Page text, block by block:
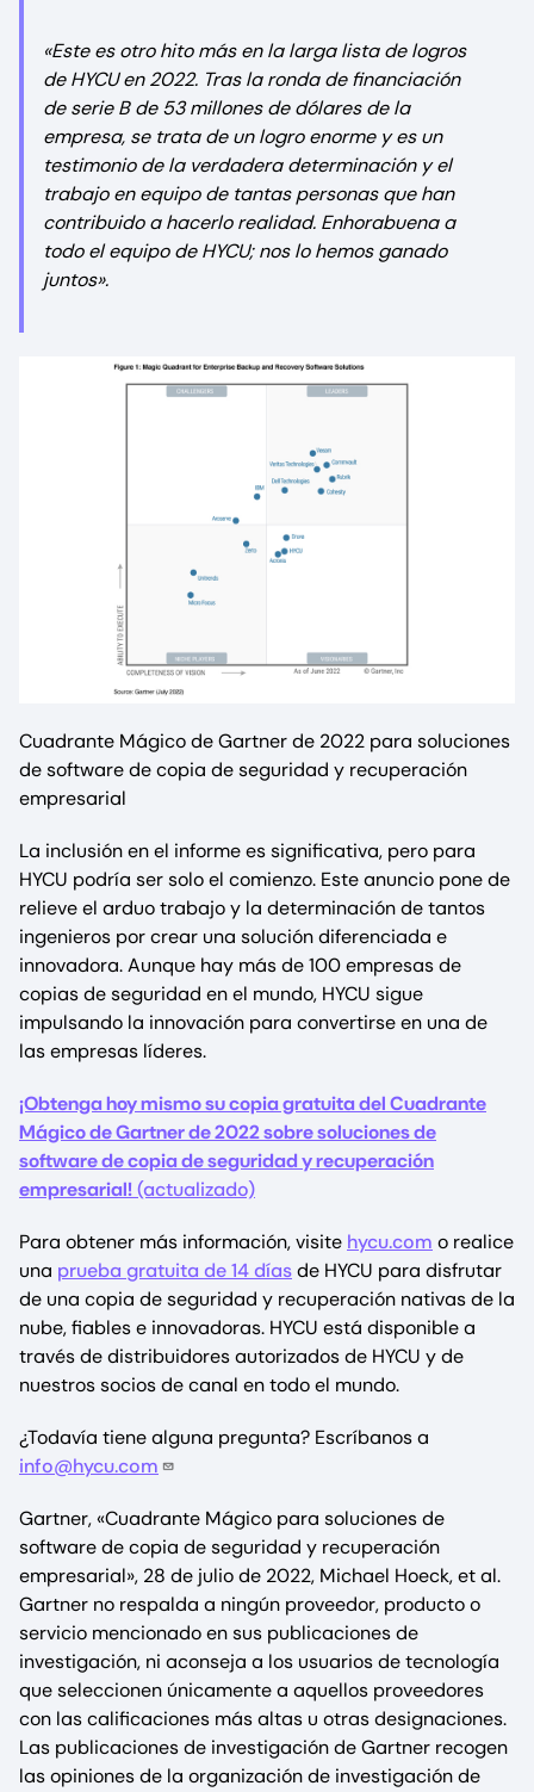
«Este es otro hito más en la larga lista de logros
de HYCU en 2022. Tras la ronda de financiación
de serie B de 53 millones de dólares de la
empresa, se trata de un logro enorme y es un
testimonio de la verdadera determinación y el
trabajo en equipo de tantas personas que han
contribuido a hacerlo realidad. Enhorabuena a
todo el equipo de HYCU; nos lo hemos ganado
juntos».
Cuadrante Mágico de Gartner de 2022 para soluciones
de software de copia de seguridad y recuperación
empresarial
La inclusión en el informe es significativa, pero para
HYCU podría ser solo el comienzo. Este anuncio pone de
relieve el arduo trabajo y la determinación de tantos
ingenieros por crear una solución diferenciada e
innovadora. Aunque hay más de 100 empresas de
copias de seguridad en el mundo, HYCU sigue
impulsando la innovación para convertirse en una de
las empresas líderes.
¡Obtenga hoy mismo su copia gratuita del Cuadrante
Mágico de Gartner de 2022 sobre soluciones de
software de copia de seguridad y recuperación
empresarial!(actualizado)
Para obtener más información, visite hycu.com o realice
una prueba gratuita de 14 díasde HYCU para disfrutar
de una copia de seguridad y recuperación nativas de la
nube, fiables e innovadoras. HYCU está disponible a
través de distribuidores autorizados de HYCU y de
nuestros socios de canal en todo el mundo.
¿Todavía tiene alguna pregunta? Escríbanos a
info@hycu.com
Gartner, «Cuadrante Mágico para soluciones de
software de copia de seguridad y recuperación
empresarial», 28 de julio de 2022, Michael Hoeck, et al.
Gartner no respalda a ningún proveedor, producto o
servicio mencionado en sus publicaciones de
investigación, ni aconseja a los usuarios de tecnología
que seleccionen únicamente a aquellos proveedores
con las calificaciones más altas u otras designaciones.
Las publicaciones de investigación de Gartner recogen
las opiniones de la organización de investigación de